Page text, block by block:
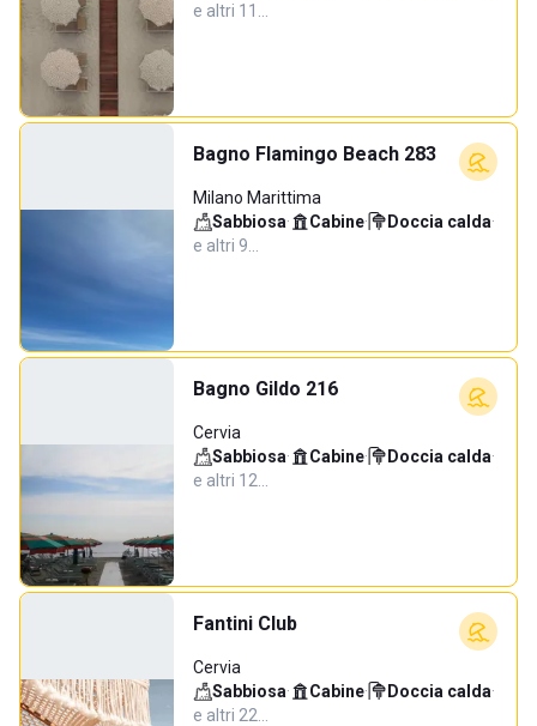
e altri 11…
Bagno Flamingo Beach 283
Milano Marittima
Sabbiosa· Cabine· Doccia calda·
e altri 9…
Bagno Gildo 216
Cervia
Sabbiosa· Cabine· Doccia calda·
e altri 12…
Fantini Club
Cervia
Sabbiosa· Cabine· Doccia calda·
e altri 22…